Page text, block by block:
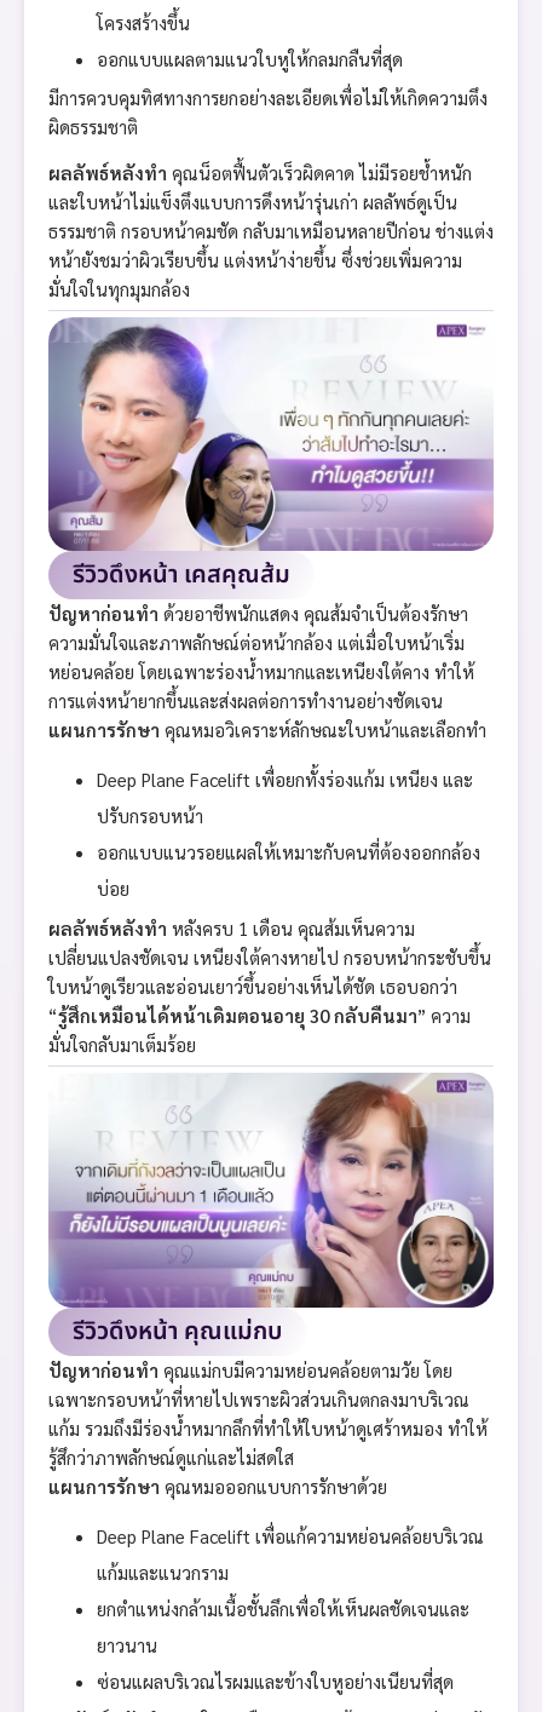
โครงสร้างขึ้น
ออกแบบแผลตามแนวใบหูให้กลมกลืนที่สุด
มีการควบคุมทิศทางการยกอย่างละเอียดเพื่อไม่ให้เกิดความตึง
ผิดธรรมชาติ
ผลลัพธ์หลังทำ คุณน็อตฟื้นตัวเร็วผิดคาด ไม่มีรอยช้ำหนัก
และใบหน้าไม่แข็งตึงแบบการดึงหน้ารุ่นเก่า ผลลัพธ์ดูเป็น
ธรรมชาติ กรอบหน้าคมชัด กลับมาเหมือนหลายปีก่อน ช่างแต่ง
หน้ายังชมว่าผิวเรียบขึ้น แต่งหน้าง่ายขึ้น ซึ่งช่วยเพิ่มความ
มั่นใจในทุกมุมกล้อง
รีวิวดึงหน้า เคสคุณส้ม
ปัญหาก่อนทำ ด้วยอาชีพนักแสดง คุณส้มจำเป็นต้องรักษา
ความมั่นใจและภาพลักษณ์ต่อหน้ากล้อง แต่เมื่อใบหน้าเริ่ม
หย่อนคล้อย โดยเฉพาะร่องน้ำหมากและเหนียงใต้คาง ทำให้
การแต่งหน้ายากขึ้นและส่งผลต่อการทำงานอย่างชัดเจน
แผนการรักษา คุณหมอวิเคราะห์ลักษณะใบหน้าและเลือกทำ
Deep Plane Facelift เพื่อยกทั้งร่องแก้ม เหนียง และ
ปรับกรอบหน้า
ออกแบบแนวรอยแผลให้เหมาะกับคนที่ต้องออกกล้อง
บ่อย
ผลลัพธ์หลังทำ หลังครบ 1 เดือน คุณส้มเห็นความ
เปลี่ยนแปลงชัดเจน เหนียงใต้คางหายไป กรอบหน้ากระชับขึ้น
ใบหน้าดูเรียวและอ่อนเยาว์ขึ้นอย่างเห็นได้ชัด เธอบอกว่า
“รู้สึกเหมือนได้หน้าเดิมตอนอายุ 30 กลับคืนมา” ความ
มั่นใจกลับมาเต็มร้อย
รีวิวดึงหน้า คุณแม่กบ
ปัญหาก่อนทำ คุณแม่กบมีความหย่อนคล้อยตามวัย โดย
เฉพาะกรอบหน้าที่หายไปเพราะผิวส่วนเกินตกลงมาบริเวณ
แก้ม รวมถึงมีร่องน้ำหมากลึกที่ทำให้ใบหน้าดูเศร้าหมอง ทำให้
รู้สึกว่าภาพลักษณ์ดูแก่และไม่สดใส
แผนการรักษา คุณหมอออกแบบการรักษาด้วย
Deep Plane Facelift เพื่อแก้ความหย่อนคล้อยบริเวณ
แก้มและแนวกราม
ยกตำแหน่งกล้ามเนื้อชั้นลึกเพื่อให้เห็นผลชัดเจนและ
ยาวนาน
ซ่อนแผลบริเวณไรผมและข้างใบหูอย่างเนียนที่สุด